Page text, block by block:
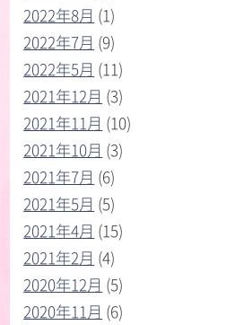
2022年8月 (1)
2022年7月 (9)
2022年5月 (11)
2021年12月 (3)
2021年11月 (10)
2021年10月 (3)
2021年7月 (6)
2021年5月 (5)
2021年4月 (15)
2021年2月 (4)
2020年12月 (5)
2020年11月 (6)